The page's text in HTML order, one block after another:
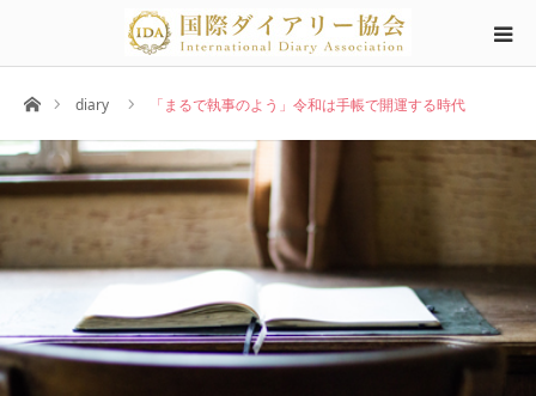
ホームdiary 「まるで執事のよう」令和は手帳で開運する時代